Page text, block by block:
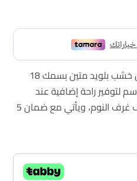
وصف المنتج: سرير حديث بتصميم عصري وعالي الجودة، مصنوع من خشب بلويد متين بسمك 18
سم. يتميز بالمتانة والصلابة، مع ظهرية مبطنة بالإسفنج بسمك 23 سم لتوفير راحة إضافية عند
الجلوس. يمكن تفصيل السرير حسب جميع المقاسات لتناسب مختلف غرف النوم، ويأتي مع ضمان 5